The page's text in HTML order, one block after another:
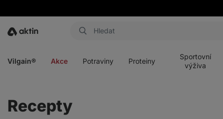
Aktin
Vilgain® Akce Potraviny Proteiny
Sportovní
výživa
Recepty